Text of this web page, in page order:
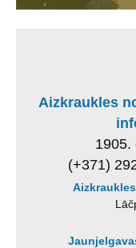
Aizkraukles
1905.
(+371)